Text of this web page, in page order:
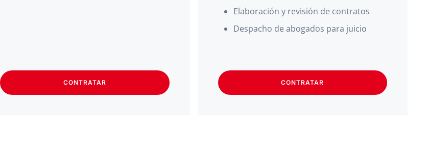
CONTRATAR
Elaboración y revisión de contratos
Despacho de abogados para juicio
CONTRATAR